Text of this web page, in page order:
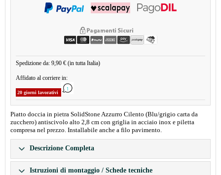
Spedizione da: 9,90 € (in tutta Italia)
Affidato al corriere in:
20 giorni lavorativi
Piatto doccia in pietra SolidStone Azzurro Cilento (Blu/grigio carta da
zucchero) antiscivolo alto 2,8 cm con griglia in acciaio inox e piletta
compresa nel prezzo. Installabile anche a filo pavimento.
Descrizione Completa
Istruzioni di montaggio / Schede tecniche